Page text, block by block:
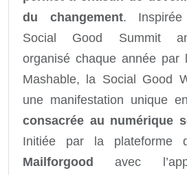
du changement.
Social Good Summit
organisé chaque année par
Mashable, la Social Good
une manifestation unique
consacrée au numérique
Initiée par la plateforme
Mailforgood
avec